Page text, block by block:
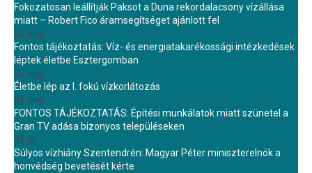
Fokozatosan leállítják Paksot a Duna rekordalacsony vízállása
miatt – Robert Fico áramsegítséget ajánlott fel
02 aug.
Fontos tájékoztatás: Víz- és energiatakarékossági intézkedések
léptek életbe Esztergomban
02 aug.
Életbe lép az I. fokú vízkorlátozás
01 aug.
FONTOS TÁJÉKOZTATÁS: Építési munkálatok miatt szünetel a
Gran TV adása bizonyos településeken
31 júl.
Súlyos vízhiány Szentendrén: Magyar Péter miniszterelnök a
honvédség bevetését kérte